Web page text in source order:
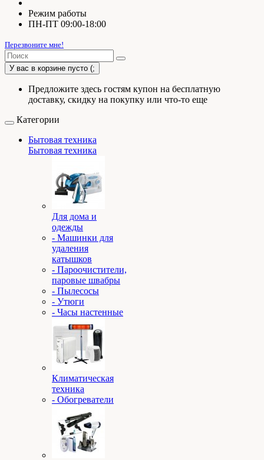
Режим работы
ПН-ПТ 09:00-18:00
Перезвоните мне!
У вас в корзине пусто (;
Предложите здесь гостям купон на бесплатную
доставку, скидку на покупку или что-то еще
Категории
Бытовая техника
Бытовая техника
Для дома и
одежды
- Машинки для
удаления
катышков
- Пароочистители,
паровые швабры
- Пылесосы
- Утюги
- Часы настенные
Климатическая
техника
- Обогреватели